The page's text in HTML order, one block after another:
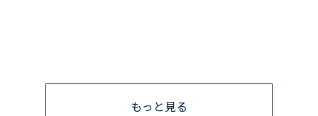
もっと見る